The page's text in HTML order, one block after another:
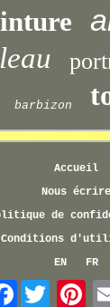
barbizon
Accueil
Nous écrire
de
Conditions
EN
FR
Facebook